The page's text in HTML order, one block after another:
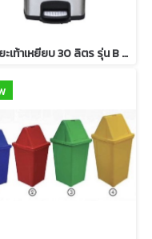
ถังขยะเท้าเหยียบ 30 ลิตร รุ่น B 23